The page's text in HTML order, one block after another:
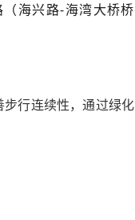
海兴路-海湾大桥桥
行连续性，通过绿化